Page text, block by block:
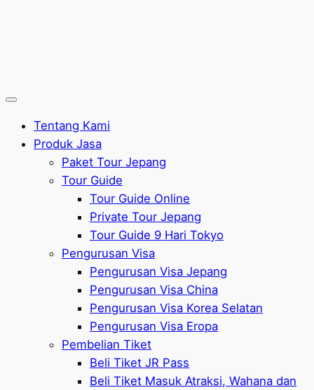
Tentang Kami
Produk Jasa
Paket Tour Jepang
Tour Guide
Tour Guide Online
Private Tour Jepang
Tour Guide 9 Hari Tokyo
Pengurusan Visa
Pengurusan Visa Jepang
Pengurusan Visa China
Pengurusan Visa Korea Selatan
Pengurusan Visa Eropa
Pembelian Tiket
Beli Tiket JR Pass
Beli Tiket Masuk Atraksi, Wahana dan